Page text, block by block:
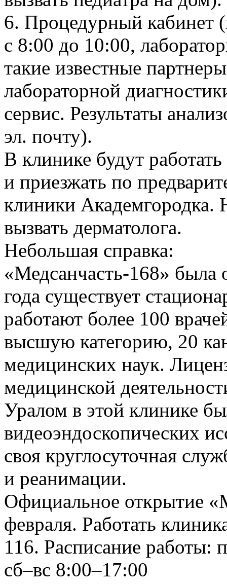
6. Процедурный кабинет
с 8:00 до 10:00,
такие известные
лабораторной
сервис. Результаты
эл. почту).
В клинике будут
и приезжать по
клиники
вызвать дерматолога.
Небольшая справка:
«Медсанчасть-168» была
года существует
работают более 100
высшую категорию, 20
медицинских наук.
медицинской
Уралом в этой клинике
видеоэндоскопических
своя круглосуточная
и реанимации.
Официальное открытие
февраля. Работать
116. Расписание работы:
сб–вс 8:00–17:00